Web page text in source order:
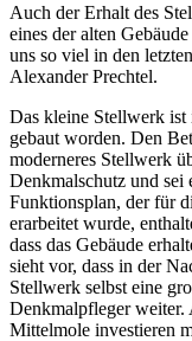
Auch der Erhalt des
eines der alten
uns so viel in den
Alexander Prechtel.
Das kleine Stellwerk
gebaut worden. Den
moderneres Stellwerk
Denkmalschutz und sei
Funktionsplan, der für
erarbeitet wurde,
dass das Gebäude
sieht vor, dass in der
Stellwerk selbst eine
Denkmalpfleger weiter.
Mittelmole investieren